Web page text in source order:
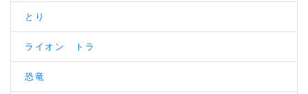
とり
ライオン トラ
恐竜